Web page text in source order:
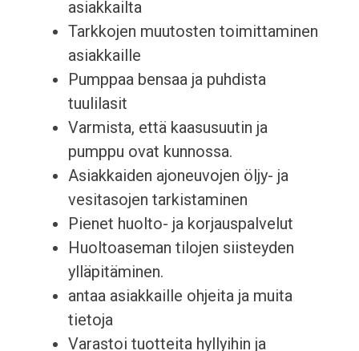
asiakkailta
Tarkkojen muutosten toimittaminen
asiakkaille
Pumppaa bensaa ja puhdista
tuulilasit
Varmista, että kaasusuutin ja
pumppu ovat kunnossa.
Asiakkaiden ajoneuvojen öljy- ja
vesitasojen tarkistaminen
Pienet huolto- ja korjauspalvelut
Huoltoaseman tilojen siisteyden
ylläpitäminen.
antaa asiakkaille ohjeita ja muita
tietoja
Varastoi tuotteita hyllyihin ja